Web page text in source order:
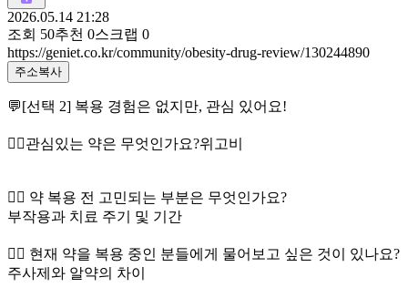
2026.05.14 21:28
조회 50추천 0스크랩 0
https://geniet.co.kr/community/obesity-drug-review/130244890
주소복사
💬[선택 2] 복용 경험은 없지만, 관심 있어요!
👉🏻관심있는 약은 무엇인가요?위고비
👉🏻 약 복용 전 고민되는 부분은 무엇인가요?
부작용과 치료 주기 및 기간
👉🏻 현재 약을 복용 중인 분들에게 물어보고 싶은 것이 있나요?
주사제와 알약의 차이